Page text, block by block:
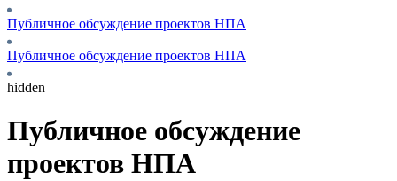
Публичное обсуждение проектов НПА
Публичное обсуждение проектов НПА
hidden
Публичное обсуждение
проектов НПА